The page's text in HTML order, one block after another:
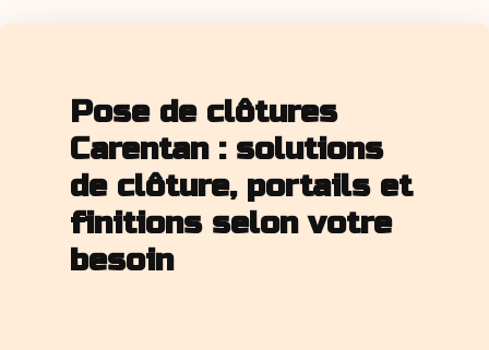
Pose de clôtures
Carentan : solutions
de clôture, portails et
finitions selon votre
besoin